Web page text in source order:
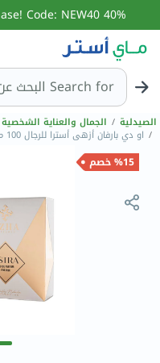
40% off 1st online pharmacy purchase! Code: NEW40
Search for
الصيدلية / الجمال والعناية الشخصية
/ او دي بارفان أزهى أسترا للرجال 100 مل
%15 خصم